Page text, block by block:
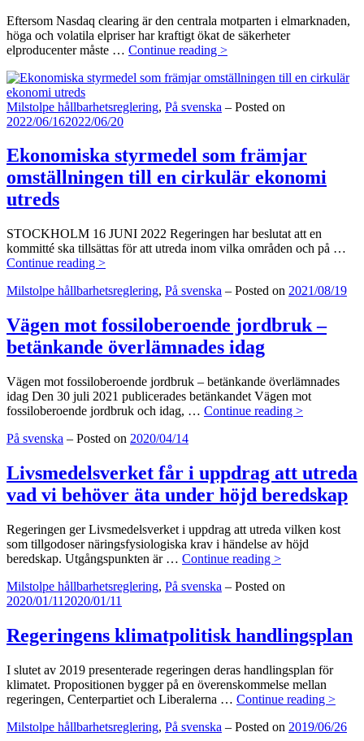
Eftersom Nasdaq clearing är den centrala motparten i elmarknaden,
höga och volatila elpriser har kraftigt ökat de säkerheter
elproducenter måste … Continue reading >Regeringen
aviserar
för
den
finansiella
stabiliteten
Categories:
Milstolpe hållbarhetsreglering, På svenska – Posted on
2022/06/162022/06/20
Ekonomiska styrmedel som främjar
omställningen till en cirkulär ekonomi
utreds
STOCKHOLM 16 JUNI 2022 Regeringen har beslutat att en
kommitté ska tillsättas för att utreda inom vilka områden och på …
Continue reading >Ekonomiska
som
omställningen
till
en
ekonomi
utreds
Categories:
Milstolpe hållbarhetsreglering, På svenska – Posted on 2021/08/19
Vägen mot fossiloberoende jordbruk –
betänkande överlämnades idag
Vägen mot fossiloberoende jordbruk – betänkande överlämnades
idag Den 30 juli 2021 publicerades betänkandet Vägen mot
fossiloberoende jordbruk och idag, … Continue reading >Vägen
–
betänkande
Categories:
På svenska – Posted on 2020/04/14
Livsmedelsverket får i uppdrag att utreda
vad vi behöver äta under höjd beredskap
Regeringen ger Livsmedelsverket i uppdrag att utreda vilken kost
som tillgodoser näringsfysiologiska krav i händelse av höjd
beredskap. Utgångspunkten är … Continue reading >
i
utreda
vad
behöver
äta
under
beredskap
Categories:
Milstolpe hållbarhetsreglering, På svenska – Posted on
2020/01/11 2020/01/11
Regeringens klimatpolitisk handlingsplan
I slutet av 2019 presenterade regeringen deras handlingsplan för
klimatet. Propositionen bygger på en överenskommelse mellan
regeringen, Centerpartiet och Liberalerna … Continue reading >
Categories:
Milstolpe hållbarhetsreglering, På svenska – Posted on 2019/06/26